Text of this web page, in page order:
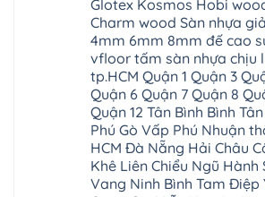
Đổng
Phòng
Đông
Phúc
Thịnh
Thiên
Quảng
Thanh
Minh
Hưng
Nghệ
Thiên
Thanh
Hưng
Hưng
Đông
Quảng
Dương
Nghĩa
Xuyên
Phượng
Chuyên
Xuyên
Glotex Kosmos Hobi
Charm wood Sàn nhựa
4mm 6mm 8mm đế cao
vfloor tấm sàn nhựa chịu
tp.HCM Quận 1 Quận 3
Quận 6 Quận 7 Quận 8
Quận 12 Tân Bình Bình
Phú Gò Vấp Phú Nhuận
HCM Đà Nẵng Hải Châu
Khê Liên Chiểu Ngũ Hành
Vang Ninh Bình Tam Điệp